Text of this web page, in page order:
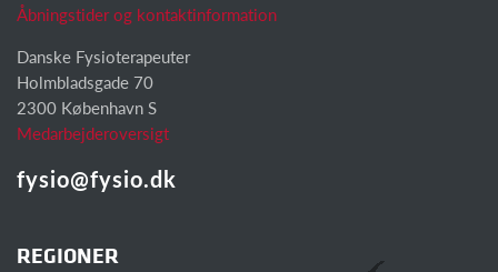
Åbningstider og kontaktinformation
Danske Fysioterapeuter
Holmbladsgade 70
2300 København S
Medarbejderoversigt
fysio@fysio.dk
REGIONER